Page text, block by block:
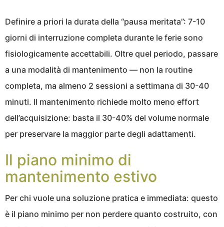
Definire a priori la durata della “pausa meritata”: 7-10
giorni di interruzione completa durante le ferie sono
fisiologicamente accettabili. Oltre quel periodo, passare
a una modalità di mantenimento — non la routine
completa, ma almeno 2 sessioni a settimana di 30-40
minuti. Il mantenimento richiede molto meno effort
dell’acquisizione: basta il 30-40% del volume normale
per preservare la maggior parte degli adattamenti.
Il piano minimo di
mantenimento estivo
Per chi vuole una soluzione pratica e immediata: questo
è il piano minimo per non perdere quanto costruito, con